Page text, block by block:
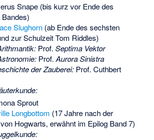
Snape (bis kurz vor Ende des
Slughorn (ab Ende des sechsten
zur Schulzeit Tom Riddles)
Prof. Septima Vektor
Prof. Aurora Sinistra
der Zauberei:Prof. Cuthbert
Sprout
Longbottom (17 Jahre nach der
Hogwarts, erwähnt im Epilog Band 7)